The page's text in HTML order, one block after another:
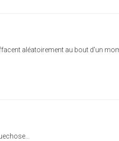
aléatoirement au bout d'un